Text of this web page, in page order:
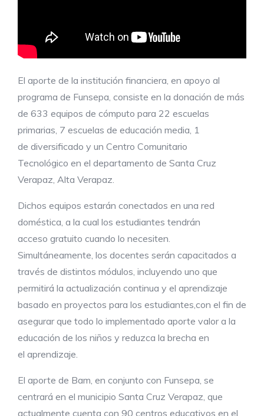
El aporte de la institución financiera, en apoyo al
programa de Funsepa, consiste en la donación de más
de 633 equipos de cómputo para 22 escuelas
primarias, 7 escuelas de educación media, 1
de diversificado y un Centro Comunitario
Tecnológico en el departamento de Santa Cruz
Verapaz, Alta Verapaz.
Dichos equipos estarán conectados en una red
doméstica, a la cual los estudiantes tendrán
acceso gratuito cuando lo necesiten.
Simultáneamente, los docentes serán capacitados a
través de distintos módulos, incluyendo uno que
permitirá la actualización continua y el aprendizaje
basado en proyectos para los estudiantes,con el fin de
asegurar que todo lo implementado aporte valor a la
educación de los niños y reduzca la brecha en
el aprendizaje.
El aporte de Bam, en conjunto con Funsepa, se
centrará en el municipio Santa Cruz Verapaz, que
actualmente cuenta con 90 centros educativos en el